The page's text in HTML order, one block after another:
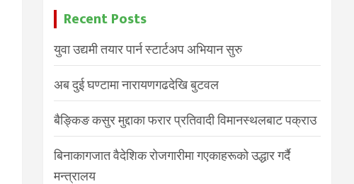
Recent Posts
युवा उद्यमी तयार पार्न स्टार्टअप अभियान सुरु
अब दुई घण्टामा नारायणगढदेखि बुटवल
बैङ्किङ कसुर मुद्दाका फरार प्रतिवादी विमानस्थलबाट पक्राउ
बिनाकागजात वैदेशिक रोजगारीमा गएकाहरूको उद्धार गर्दै
मन्त्रालय